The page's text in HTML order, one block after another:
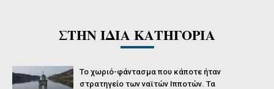
ΣΤΗΝ ΙΔΙΑ ΚΑΤΗΓΟΡΙΑ
Το χωριό-φάντασμα που κάποτε ήταν
στρατηγείο των ναϊτών Ιπποτών. Τα